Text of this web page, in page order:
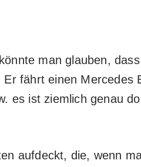
man glauben,
Er fährt einen Mercedes
es ist ziemlich genau
aufdeckt, die, wenn